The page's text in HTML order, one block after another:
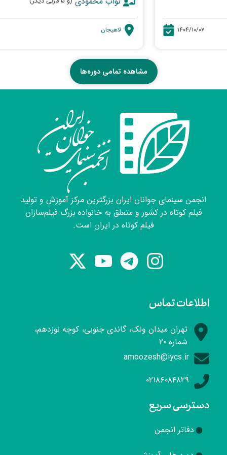
کارگاه فیلم داستانی (انجمن سینمای جوانان
لاهیجان)
۱۳۹۴ تا کنون
کارگاه فیلم تجربی (انجمن سینمای جوانان
لاهیجان)
۱۳۹۴ تا ۱۳۹۸
کارگاه فیلم تجربی (انجمن سینمای جوانان
رشت)
۱۳۹۷
فیلمسازی تعاملی (انجمن سینمای جوانان
لاهیجان)
عکاسی (دانشگاه ازاد لاهیجان)
عکاسی (اداره فرهنگ و ارشاد لنگرود)
لاهیجان
مشاهده تمامی دوره‌ها
اطلاعات تماس
تهران میدان ونک، گاندی جنوبی، کوچه نوزدهم،
شماره ۲۰
amoozesh@iycs.ir
۰۲۱۸۶۰۸۴۸۲۹
انجمن سینمای جوانان ایران بزرگترین مرکز آموزش و تولید
فیلم کوتاه در کشور و متعلق به خانواده بزرگ فیلم‌سازان
فیلم کوتاه در ایران است.
دسترسی سریع
دفاتر انجمن